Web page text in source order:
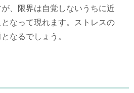
、限界は自覚しないうちに近
なって現れます。ストレスの
なるでしょう。